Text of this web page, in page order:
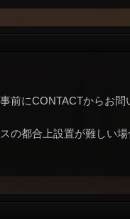
前にCONTACTからお問
の都合上設置が難しい場